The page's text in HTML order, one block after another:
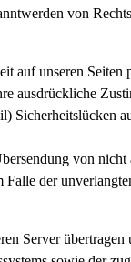
von
unseren
ausdrückliche
von
der
Server